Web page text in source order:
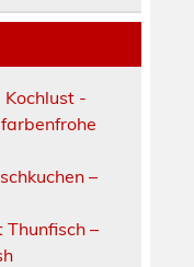
-
–
Thunfisch –